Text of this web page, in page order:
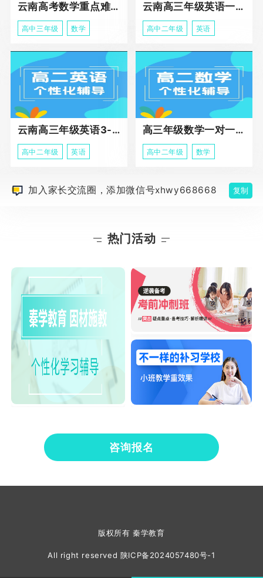
云南高考数学重点难点冲刺班
高中三年级 数学
云南高三年级英语一对一个性化辅导基础课程
高中二年级 英语
云南高三年级英语3-5人班组化辅导强化
高中二年级 英语
高三年级数学一对一高阶辅导冲刺课程
高中二年级 数学
加入家长交流圈，添加微信号xhwy668668 复制
热门活动
咨询报名
版权所有 秦学教育
All right reserved 陕ICP备2024057480号-1